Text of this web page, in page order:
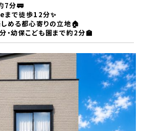
7分🚃
まで徒歩12分✨
める都心寄りの立地🏠
・幼保こども園まで約2分🏫